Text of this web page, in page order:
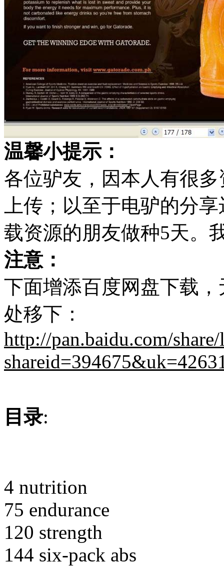
温馨小提示：
各位驴友，因本人有很
上传；以至于电驴的分
载资源的朋友做种5天。
注意：
下面增添百度网盘下载
处移下：
http://pan.baidu.com/
目录:
4 nutrition
75 endurance
120 strength
144 six-pack abs